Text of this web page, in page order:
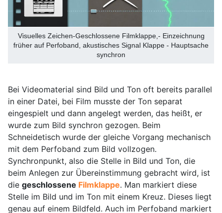
Visuelles Zeichen-Geschlossene Filmklappe,- Einzeichnung
früher auf Perfoband, akustisches Signal Klappe - Hauptsache
synchron
Bei Videomaterial sind Bild und Ton oft bereits parallel
in einer Datei, bei Film musste der Ton separat
eingespielt und dann angelegt werden, das heißt, er
wurde zum Bild synchron gezogen. Beim
Schneidetisch wurde der gleiche Vorgang mechanisch
mit dem Perfoband zum Bild vollzogen.
Synchronpunkt, also die Stelle in Bild und Ton, die
beim Anlegen zur Übereinstimmung gebracht wird, ist
die geschlossene Filmklappe. Man markiert diese
Stelle im Bild und im Ton mit einem Kreuz. Dieses liegt
genau auf einem Bildfeld. Auch im Perfoband markiert